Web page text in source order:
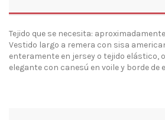
Tejido que se necesita:
Vestido largo a remera con sisa
enteramente en jersey o tejido elástico,
elegante con canesú en voile y borde de